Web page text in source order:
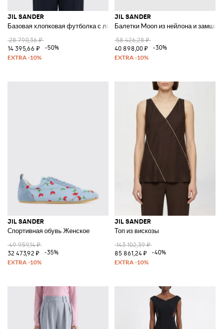
JIL SANDER
Базовая хлопковая футболка с логотипом
28 790,36 ₽
14 395,66 ₽
-50%
JIL SANDER
Балетки Moon из нейлона и замши
58 426,28 ₽
40 898,00 ₽
-30%
JIL SANDER
Спортивная обувь Женское
49 959,14 ₽
32 473,92 ₽
-35%
JIL SANDER
Топ из вискозы
143 102,39 ₽
85 861,24 ₽
-40%